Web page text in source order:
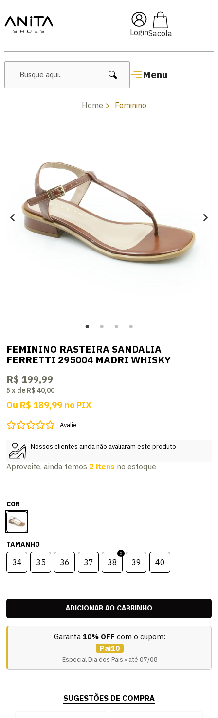
Login
Menu
🔥 Lançamentos Femininos
Home Feminino
FEMININO RASTEIRA SANDALIA
FERRETTI 295004 MADRI WHISKY
R$ 199,99
5 x de R$ 40,00
Ou R$ 189,99 no PIX
Avalie
Nossos clientes ainda não avaliaram este produto
Aproveite, ainda temos 2 itens no estoque
COR
TAMANHO
34 35 36 37 38 39 40
Garanta 10% OFF com o cupom:
Pai10
Especial Dia dos Pais • até 07/08
SUGESTÕES DE COMPRA